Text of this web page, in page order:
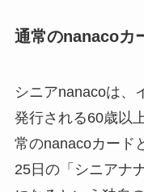
通常のnanacoカ
シニアnanacoは、
発行される60歳以
常のnanacoカード
25日の「シニアナ